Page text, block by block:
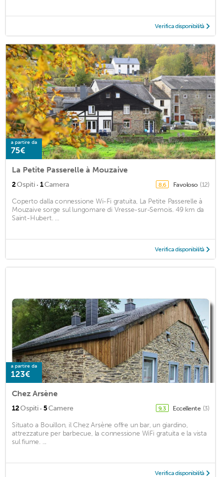
Verifica disponibilità
a partire da
75€
La Petite Passerelle à Mouzaive
2Ospiti · 1Camera 8,6 Favoloso (12)
Coperto dalla connessione Wi-Fi gratuita, La Petite Passerelle à
Mouzaive sorge sul lungomare di Vresse-sur-Semois. 49 km da
Saint-Hubert. ...
Verifica disponibilità
a partire da
123€
Chez Arsène
12Ospiti · 5Camere 9,3 Eccellente (3)
Situato a Bouillon, il Chez Arsène offre un bar, un giardino,
attrezzature per barbecue, la connessione WiFi gratuita e la vista
sul fiume. ...
Verifica disponibilità